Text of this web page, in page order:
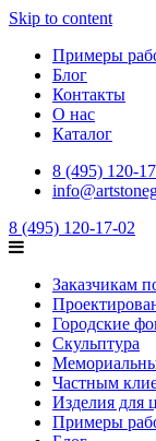
Skip to content
Примеры
Блог
Контакты
О нас
Каталог
8 (495) 120-
8 (495) 120-17-02
Заказчикам
Городские
Скульптура
Частным
Изделия для
Примеры